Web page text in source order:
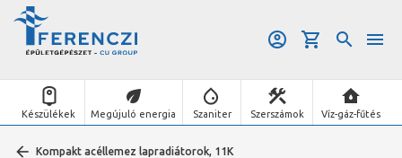
Készülékek Megújuló energia Szaniter Szerszámok Víz-gáz-fűtés
Kompakt acéllemez lapradiátorok, 11K